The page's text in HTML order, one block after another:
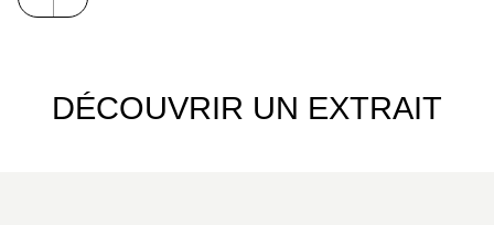
DÉCOUVRIR UN EXTRAIT